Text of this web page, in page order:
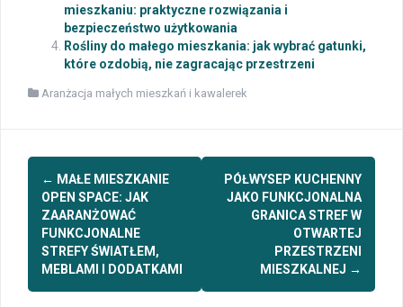
mieszkaniu: praktyczne rozwiązania i
bezpieczeństwo użytkowania
Rośliny do małego mieszkania: jak wybrać gatunki,
które ozdobią, nie zagracając przestrzeni
Aranżacja małych mieszkań i kawalerek
Post
navigation
← MAŁE MIESZKANIE
OPEN SPACE: JAK
ZAARANŻOWAĆ
FUNKCJONALNE
STREFY ŚWIATŁEM,
MEBLAMI I DODATKAMI
PÓŁWYSEP KUCHENNY
JAKO FUNKCJONALNA
GRANICA STREF W
OTWARTEJ
PRZESTRZENI
MIESZKALNEJ →